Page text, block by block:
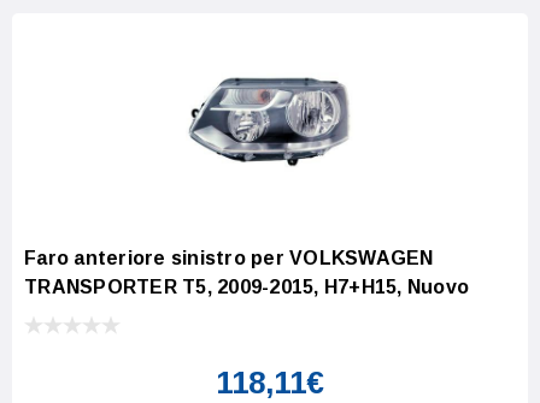
Faro anteriore sinistro per VOLKSWAGEN
TRANSPORTER T5, 2009-2015, H7+H15, Nuovo
118,11€